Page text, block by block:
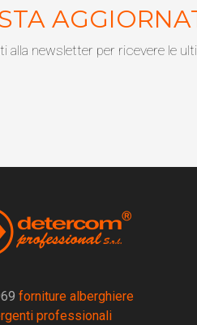
alla newsletter per ricevere le
forniture alberghiere
professionali